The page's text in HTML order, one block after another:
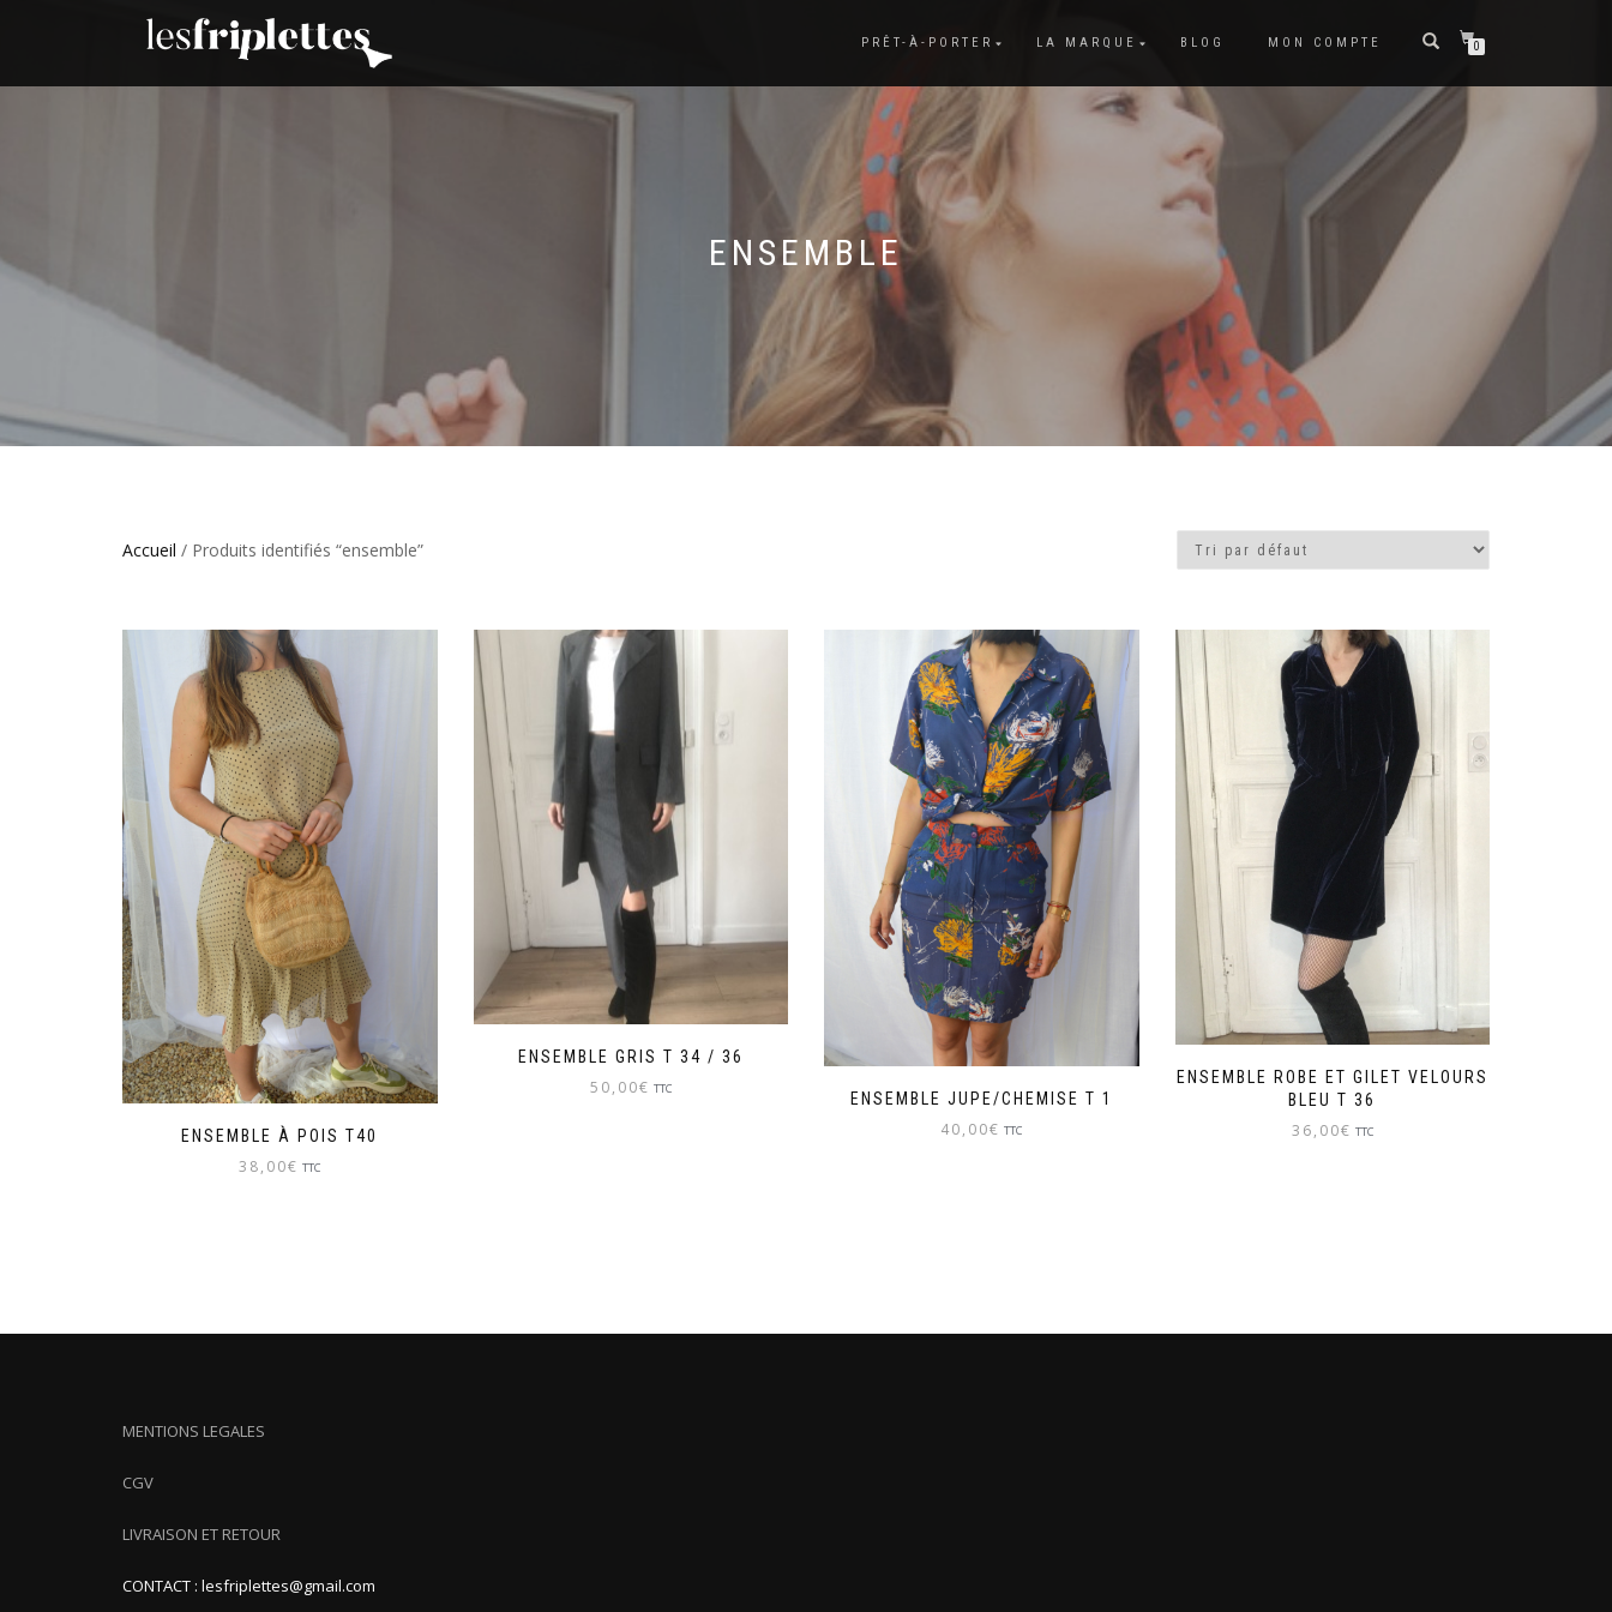
PRÊT-À-PORTER LA MARQUE BLOG MON COMPTE 0
ENSEMBLE
Accueil / Produits identifiés “ensemble”
ENSEMBLE À POIS T40
38,00€ TTC
ENSEMBLE GRIS T 34 / 36
50,00€ TTC
ENSEMBLE JUPE/CHEMISE T 1
40,00€ TTC
ENSEMBLE ROBE ET GILET VELOURS
BLEU T 36
36,00€ TTC
MENTIONS LEGALES
CGV
LIVRAISON ET RETOUR
CONTACT : lesfriplettes@gmail.com